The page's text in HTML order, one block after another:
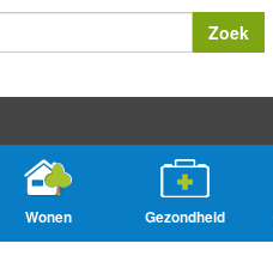
Zoek
Wonen Gezondheid